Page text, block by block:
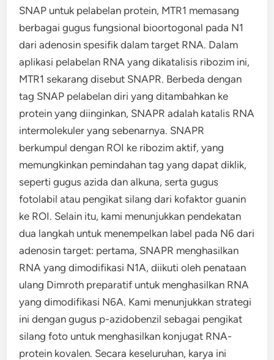
SNAP untuk pelabelan protein, MTR1 memasang
berbagai gugus fungsional bioortogonal pada N1
dari adenosin spesifik dalam target RNA. Dalam
aplikasi pelabelan RNA yang dikatalisis ribozim ini,
MTR1 sekarang disebut SNAPR. Berbeda dengan
tag SNAP pelabelan diri yang ditambahkan ke
protein yang diinginkan, SNAPR adalah katalis RNA
intermolekuler yang sebenarnya. SNAPR
berkumpul dengan ROI ke ribozim aktif, yang
memungkinkan pemindahan tag yang dapat diklik,
seperti gugus azida dan alkuna, serta gugus
fotolabil atau pengikat silang dari kofaktor guanin
ke ROI. Selain itu, kami menunjukkan pendekatan
dua langkah untuk menempelkan label pada N6 dari
adenosin target: pertama, SNAPR menghasilkan
RNA yang dimodifikasi N1A, diikuti oleh penataan
ulang Dimroth preparatif untuk menghasilkan RNA
yang dimodifikasi N6A. Kami menunjukkan strategi
ini dengan gugus p-azidobenzil sebagai pengikat
silang foto untuk menghasilkan konjugat RNA-
protein kovalen. Secara keseluruhan, karya ini